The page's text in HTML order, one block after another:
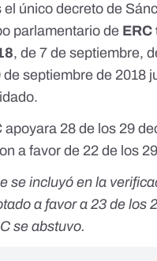
el único decreto de
parlamentario de
, de 7 de septiembre,
septiembre de 2018
28 de los 29
a favor de 22 de los
se incluyó en la
a favor a 23 de los
se abstuvo.